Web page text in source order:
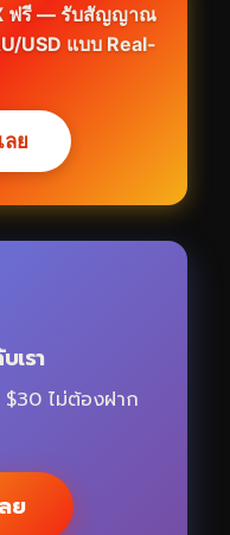
ฟรี — รับสัญญาณ
USD แบบ Real-
ลย
เรา
ไม่ต้องฝาก
ย